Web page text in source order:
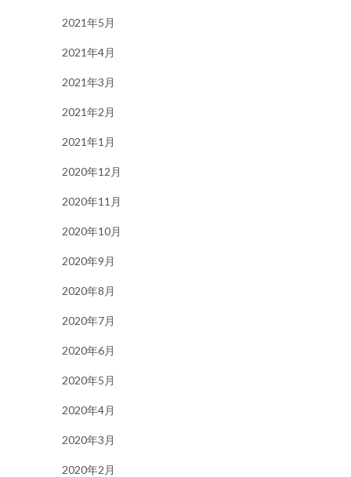
2021年5月
2021年4月
2021年3月
2021年2月
2021年1月
2020年12月
2020年11月
2020年10月
2020年9月
2020年8月
2020年7月
2020年6月
2020年5月
2020年4月
2020年3月
2020年2月